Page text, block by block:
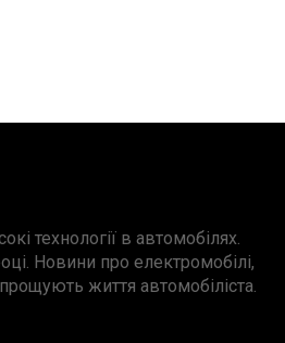
технології в автомобілях.
Новини про електромобілі,
життя автомобіліста.